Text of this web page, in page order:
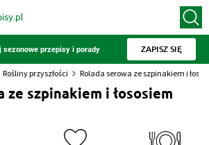
sezonowe przepisy i porady ZAPISZ SIĘ
Rośliny przyszłości Rolada serowa ze szpinakiem i
ze szpinakiem i łososiem